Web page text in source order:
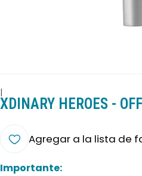
|
XDINARY HEROES -
Agregar a la lista de
Importante: